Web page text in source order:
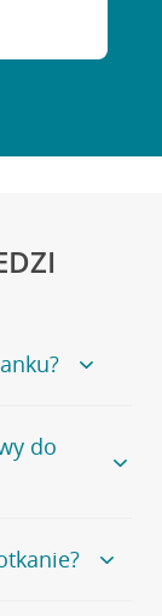
na
się
do
numeru